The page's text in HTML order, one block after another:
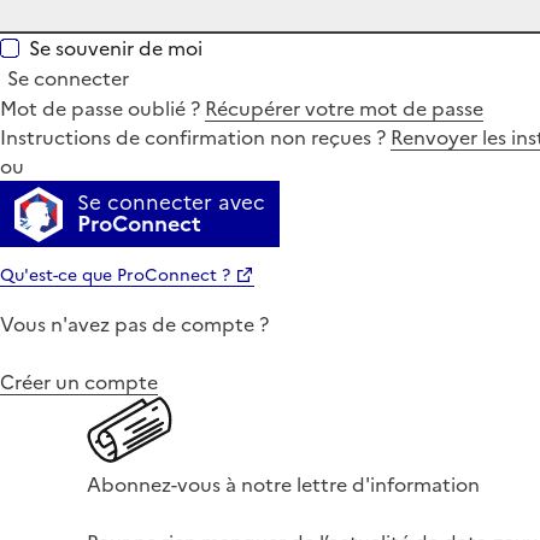
Se souvenir de moi
Se connecter
Mot de passe oublié ? Récupérer votre mot de passe
Instructions de confirmation non reçues ? Renvoyer les
ou
Se connecter avec
ProConnect
Qu'est-ce que ProConnect ?
Vous n'avez pas de compte ?
Créer un compte
Abonnez-vous à notre lettre d'information